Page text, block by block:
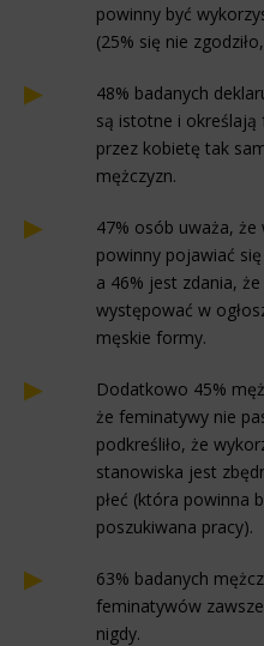
powinny być
(25% się nie
48% badanych
są istotne i określają
przez kobietę tak
mężczyzn.
47% osób uważa, że
powinny pojawiać
a 46% jest zdania,
występować w
męskie formy.
Dodatkowo 45%
że feminatywy nie
podkreśliło, że
stanowiska jest
płeć (która powinna
poszukiwana pracy).
63% badanych
feminatywów
nigdy.